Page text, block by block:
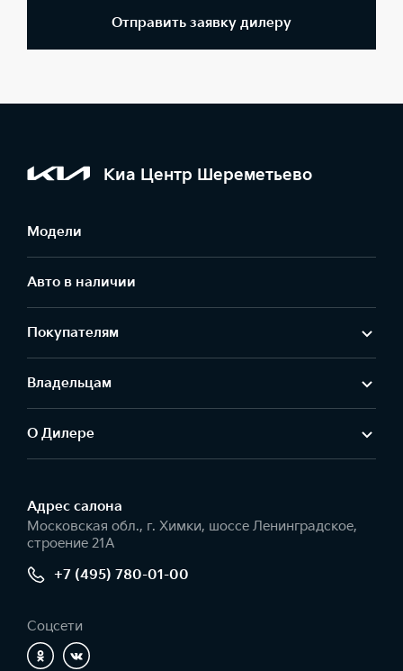
Отправить заявку дилеру
Киа Центр Шереметьево
Модели
Авто в наличии
Покупателям
Владельцам
О Дилере
Адрес салонa
Московская обл., г. Химки, шоссе Ленинградское,
строение 21А
+7 (495) 780-01-00
Соцсети